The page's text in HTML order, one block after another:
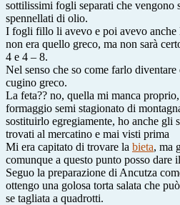
sottilissimi fogli separati che vengono
spennellati di olio.
I fogli fillo li avevo e poi avevo anche
non era quello greco, ma non sarà
4 e 4 – 8.
Nel senso che so come farlo
cugino greco.
La feta?? no, quella mi manca
formaggio semi stagionato di
sostituirlo egregiamente, ho anche gli
trovati al mercatino e mai visti prima
Mi era capitato di trovare la bieta, ma
comunque a questo punto posso dare
Seguo la preparazione di Ancutza
ottengo una golosa torta salata che
se tagliata a quadrotti.